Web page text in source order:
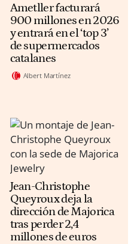
Ametller facturará
900 millones en 2026
y entrará en el ‘top 3’
de supermercados
catalanes
Albert Martínez
Jean-Christophe
Queyroux deja la
dirección de Majorica
tras perder 2,4
millones de euros